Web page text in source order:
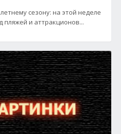
сезону: на этой неделе
пляжей и аттракционов...